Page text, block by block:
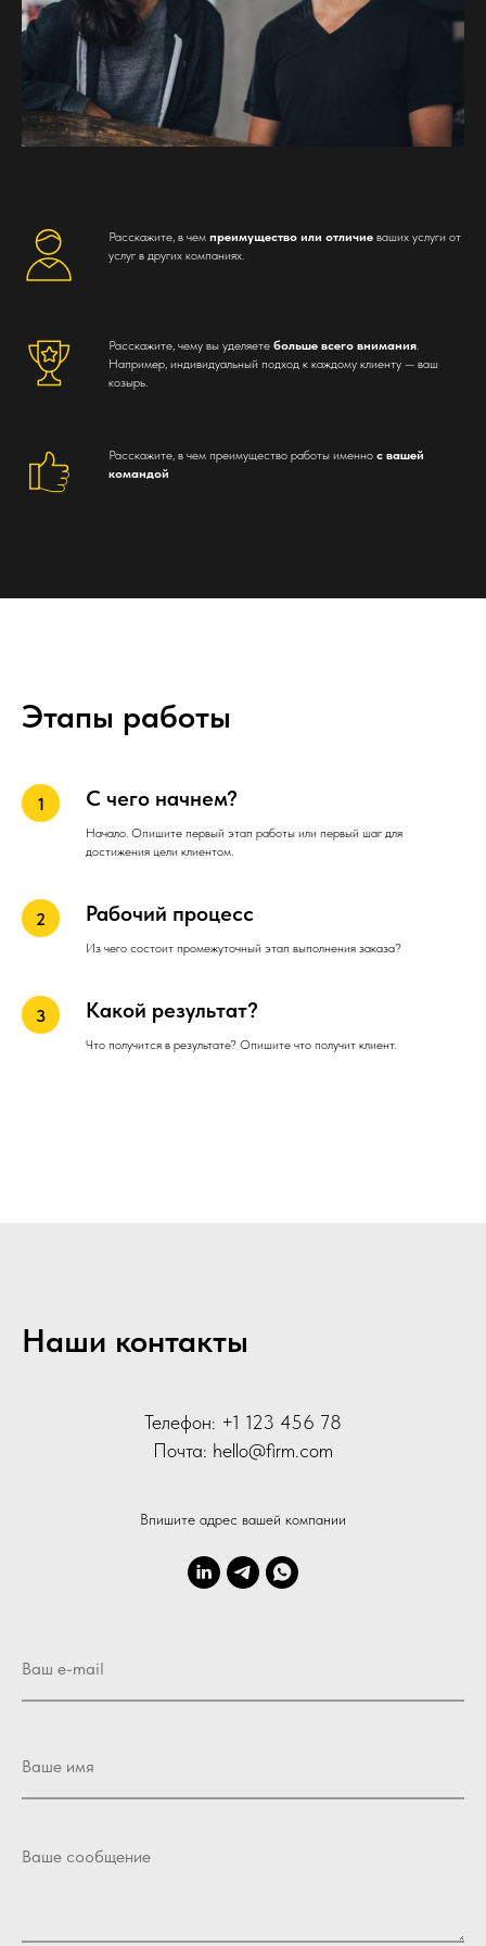
Расскажите, в чем преимущество или отличие ваших услуги от
услуг в других компаниях.
Расскажите, чему вы уделяете больше всего внимания.
Например, индивидуальный подход к каждому клиенту — ваш
козырь.
Расскажите, в чем преимущество работы именно с вашей
командой
Этапы работы
С чего начнем?
Начало. Опишите первый этап работы или первый шаг для
достижения цели клиентом.
Рабочий процесс
Из чего состоит промежуточный этап выполнения заказа?
Какой результат?
Что получится в результате? Опишите что получит клиент.
Наши контакты
Телефон: +1 123 456 78
Почта: hello@firm.com
Впишите адрес вашей компании